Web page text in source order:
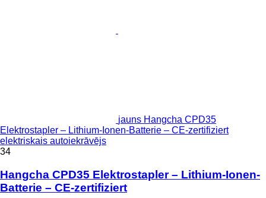
jauns Hangcha CPD35
Elektrostapler – Lithium-Ionen-Batterie – CE-zertifiziert
elektriskais autoiekrāvējs
34
Hangcha CPD35 Elektrostapler – Lithium-Ionen-
Batterie – CE-zertifiziert